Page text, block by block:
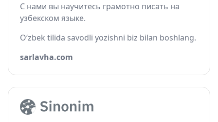
С нами вы научитесь грамотно писать на
узбекском языке.
O‘zbek tilida savodli yozishni biz bilan boshlang.
sarlavha.com